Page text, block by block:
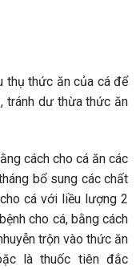
thụ thức ăn của cá để
tránh dư thừa thức ăn
cách cho cá ăn các
bổ sung các chất
cá với liều lượng 2
cho cá, bằng cách
trộn vào thức ăn
là thuốc tiên đắc